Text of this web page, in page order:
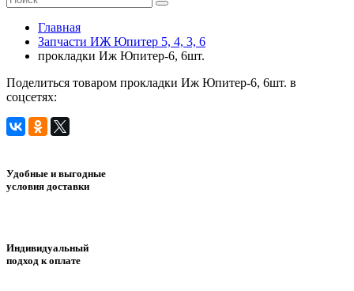
Главная
Запчасти ИЖ Юпитер 5, 4, 3, 6
прокладки Иж Юпитер-6, 6шт.
Поделиться товаром прокладки Иж Юпитер-6, 6шт. в
соцсетях:
Удобные и выгодные
условия доставки
Индивидуальный
подход к оплате